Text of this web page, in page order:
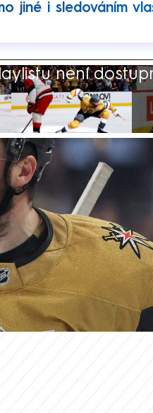
jiné i sledováním
není
finálové sérii o
Golden Knights. Tým
Hurricanes 2:1 na
přitom ještě
I o tom mluví